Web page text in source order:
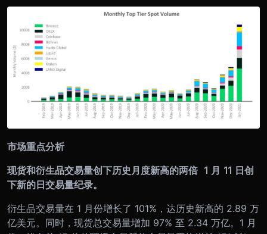
市场重点分析
现货和衍生品交易量创下历史月度新高的两倍 1 月 11 日创
下新的日交易量纪录。
衍生品交易量在 1 月份增长了 101%，达历史新高的 2.89 万
亿美元。同时，现货总交易量增加 97% 至 2.34 万亿。1 月